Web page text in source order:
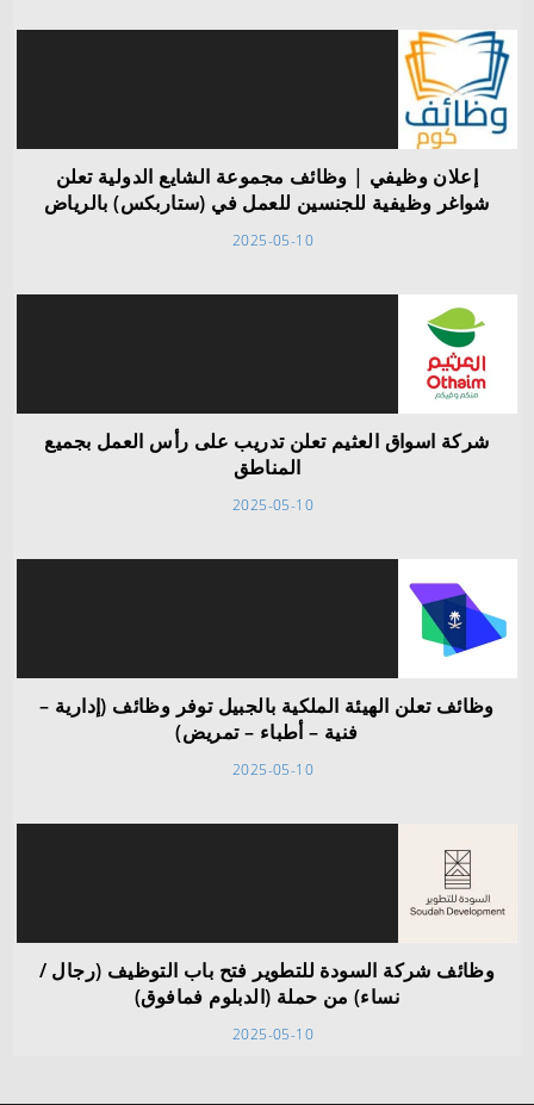
إعلان وظيفي | وظائف مجموعة الشايع الدولية تعلن
شواغر وظيفية للجنسين للعمل في (ستاربكس) بالرياض
2025-05-10
شركة اسواق العثيم تعلن تدريب على رأس العمل بجميع
المناطق
2025-05-10
وظائف تعلن الهيئة الملكية بالجبيل توفر وظائف (إدارية –
فنية – أطباء – تمريض)
2025-05-10
وظائف شركة السودة للتطوير فتح باب التوظيف (رجال /
نساء) من حملة (الدبلوم فمافوق)
2025-05-10